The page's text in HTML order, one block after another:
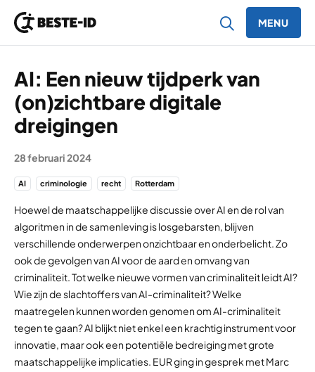
MENU
AI: Een nieuw tijdperk van
(on)zichtbare digitale
dreigingen
28 februari 2024
AI criminologie recht Rotterdam
Hoewel de maatschappelijke discussie over AI en de rol van
algoritmen in de samenleving is losgebarsten, blijven
verschillende onderwerpen onzichtbaar en onderbelicht. Zo
ook de gevolgen van AI voor de aard en omvang van
criminaliteit. Tot welke nieuwe vormen van criminaliteit leidt AI?
Wie zijn de slachtoffers van AI-criminaliteit? Welke
maatregelen kunnen worden genomen om AI-criminaliteit
tegen te gaan? AI blijkt niet enkel een krachtig instrument voor
innovatie, maar ook een potentiële bedreiging met grote
maatschappelijke implicaties. EUR ging in gesprek met Marc